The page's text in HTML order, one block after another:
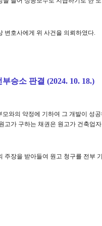
변호사에게 위 사건을 의뢰하였다.
승소 판결 (2024. 10. 18.)
모와의 약정에 기하여 그 개발이 성
고가 구하는 채권은 원고가 건축업
주장을 받아들여 원고 청구를 전부